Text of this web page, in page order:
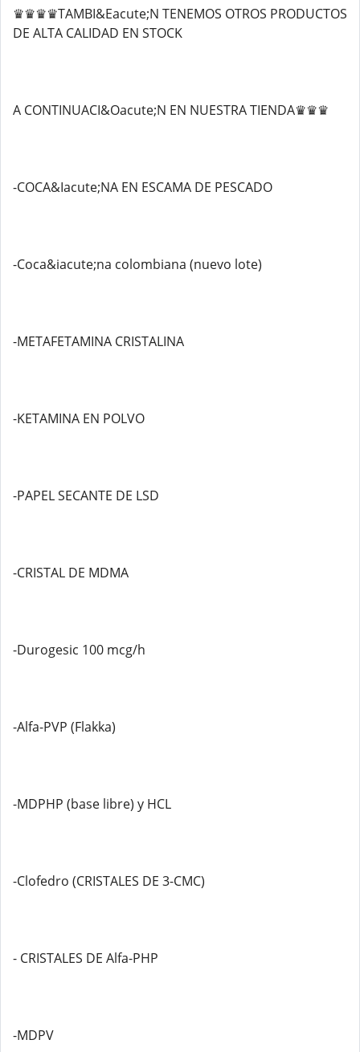
♛♛♛♛TAMBI&Eacute;N TENEMOS OTROS PRODUCTOS
DE ALTA CALIDAD EN STOCK
A CONTINUACI&Oacute;N EN NUESTRA TIENDA♛♛♛
-COCA&Iacute;NA EN ESCAMA DE PESCADO
-Coca&iacute;na colombiana (nuevo lote)
-METAFETAMINA CRISTALINA
-KETAMINA EN POLVO
-PAPEL SECANTE DE LSD
-CRISTAL DE MDMA
-Durogesic 100 mcg/h
-Alfa-PVP (Flakka)
-MDPHP (base libre) y HCL
-Clofedro (CRISTALES DE 3-CMC)
- CRISTALES DE Alfa-PHP
-MDPV